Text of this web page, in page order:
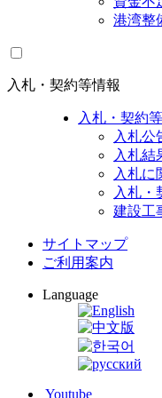
港湾整
入札・契約等情報
入札・契約
入札公
入札結
入札に
入札・
建設工
サイトマップ
ご利用案内
Language
Youtube